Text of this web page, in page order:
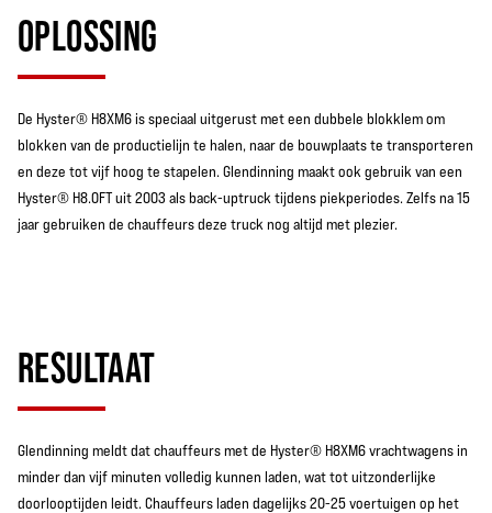
OPLOSSING
De Hyster® H8XM6 is speciaal uitgerust met een dubbele blokklem om
blokken van de productielijn te halen, naar de bouwplaats te transporteren
en deze tot vijf hoog te stapelen. Glendinning maakt ook gebruik van een
Hyster® H8.0FT uit 2003 als back-uptruck tijdens piekperiodes. Zelfs na 15
jaar gebruiken de chauffeurs deze truck nog altijd met plezier.
RESULTAAT
Glendinning meldt dat chauffeurs met de Hyster® H8XM6 vrachtwagens in
minder dan vijf minuten volledig kunnen laden, wat tot uitzonderlijke
doorlooptijden leidt. Chauffeurs laden dagelijks 20-25 voertuigen op het